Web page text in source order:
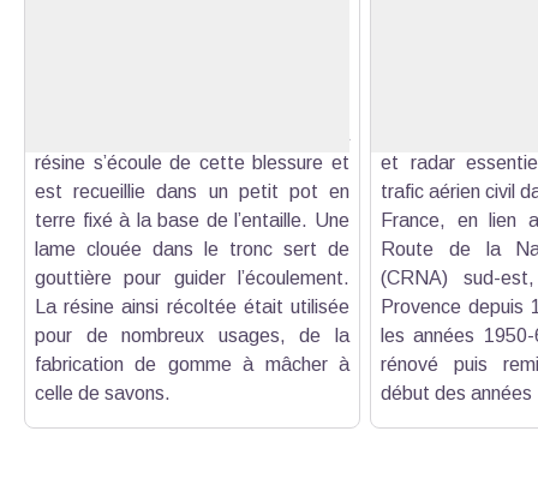
résine s’écoule de cette blessure et
est recueillie dans un petit pot en
terre fixé à la base de l’entaille. Une
lame clouée dans le tronc sert de
gouttière pour guider l’écoulement.
La résine ainsi récoltée était utilisée
pour de nombreux usages, de la
fabrication de gomme à mâcher à
celle de savons.
et radar
trafic aérien civil
France, en lien
Route de la
(CRNA) sud-
Provence depuis
les années
rénové puis
début des années